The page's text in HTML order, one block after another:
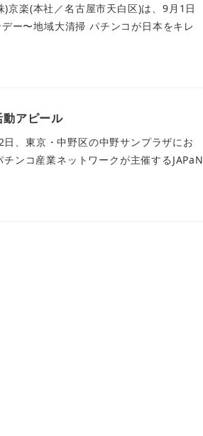
)京楽(本社／名古屋市天白区)は、9月1日
ー〜地域大清掃 パチンコが日本をキレ
アピール
、東京・中野区の中野サンプラザにお
ンコ産業ネットワークが主催するJAPaN